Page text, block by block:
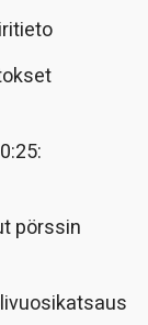
pörssin